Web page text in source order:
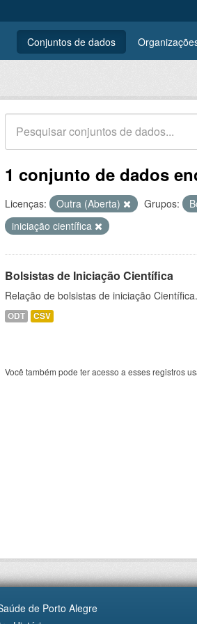
Conjuntos de dados
1 conjunto de dados
Licenças: Outra (Aberta) Grupos:
iniciação científica
Bolsistas de Iniciação Científica
Relação de bolsistas de iniciação Científica.
ODT CSV
Você também pode ter acesso a esses registros
de Porto Alegre